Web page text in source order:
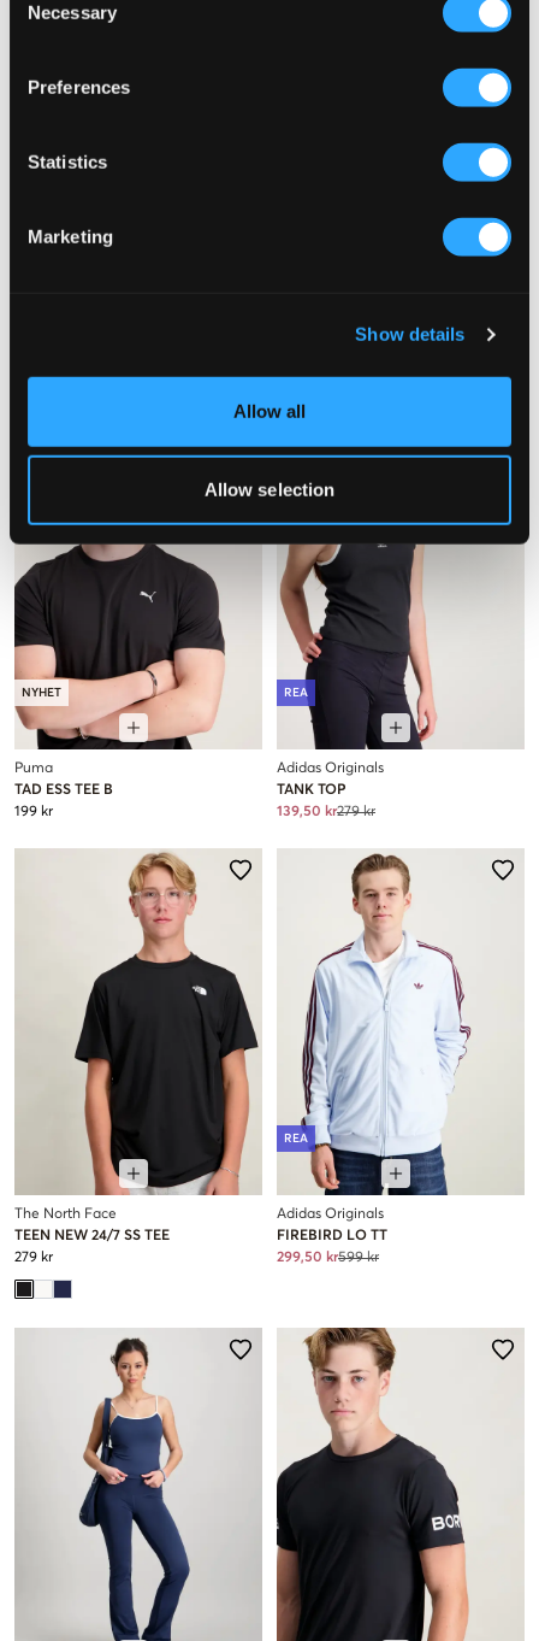
Selection
Necessary
Preferences
Statistics
Marketing
Show details
Allow all
Allow selection
329 kr
NYHET
Puma
TAD ESS TEE B
199 kr
REA
Adidas Originals
TANK TOP
139,50 kr279 kr
The North Face
TEEN NEW 24/7 SS TEE
279 kr
REA
Adidas Originals
FIREBIRD LO TT
299,50 kr599 kr